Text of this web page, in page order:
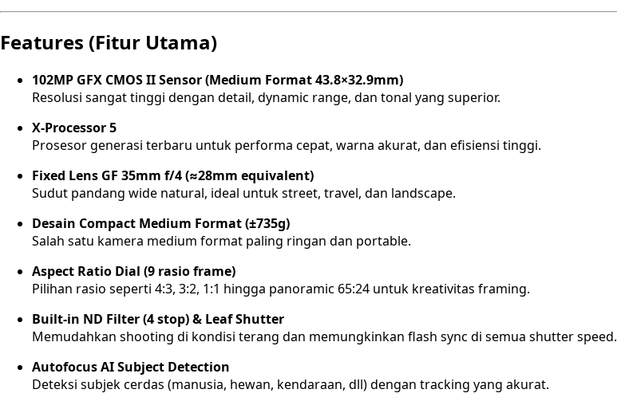
Features (Fitur Utama)
102MP GFX CMOS II Sensor (Medium Format 43.8×32.9mm)
Resolusi sangat tinggi dengan detail, dynamic range, dan tonal yang superior.
X-Processor 5
Prosesor generasi terbaru untuk performa cepat, warna akurat, dan efisiensi tinggi.
Fixed Lens GF 35mm f/4 (≈28mm equivalent)
Sudut pandang wide natural, ideal untuk street, travel, dan landscape.
Desain Compact Medium Format (±735g)
Salah satu kamera medium format paling ringan dan portable.
Aspect Ratio Dial (9 rasio frame)
Pilihan rasio seperti 4:3, 3:2, 1:1 hingga panoramic 65:24 untuk kreativitas framing.
Built-in ND Filter (4 stop) & Leaf Shutter
Memudahkan shooting di kondisi terang dan memungkinkan flash sync di semua shutter speed.
Autofocus AI Subject Detection
Deteksi subjek cerdas (manusia, hewan, kendaraan, dll) dengan tracking yang akurat.